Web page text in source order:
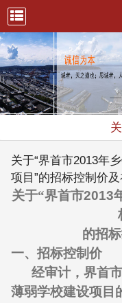
关于“界首市2013年
项目”的招标控制价
关于“界首市2013
的招
一、招标控制价
经审计，界首市
薄弱学校建设项目